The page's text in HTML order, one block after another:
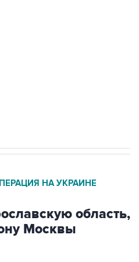
НА УКРАИНЕ
область,
Москвы